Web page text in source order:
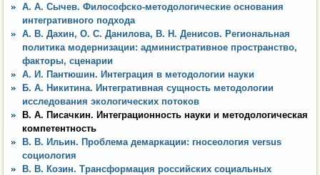
А. А. Сычев. Философско-методологические основания
интегративного подхода
А. В. Дахин, О. С. Данилова, В. Н. Денисов. Региональная
политика модернизации: административное пространство,
факторы, сценарии
А. И. Пантюшин. Интеграция в методологии науки
Б. А. Никитина. Интегративная сущность методологии
исследования экологических потоков
В. А. Писачкин. Интеграционность науки и методологическая
компетентность
В. В. Ильин. Проблема демаркации: гносеология versus
социология
В. В. Козин. Трансформация российских социальных